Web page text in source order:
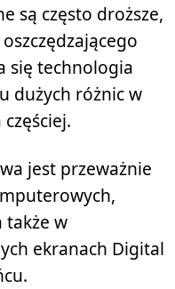
są często droższe,
się technologia
dużych różnic w
jest przeważnie
także w
ekranach Digital